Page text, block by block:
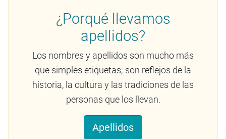
¿Porqué llevamos
apellidos?
Los nombres y apellidos son mucho más
que simples etiquetas; son reflejos de la
historia, la cultura y las tradiciones de las
personas que los llevan.
Apellidos